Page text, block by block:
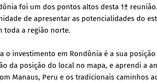
foi um dos pontos altos desta 1ª
de apresentar as potencialidades do
toda a região norte.
investimento em Rondônia é a sua posição
da posição do local no mapa, e aprendi a
Manaus, Peru e os tradicionais caminhos